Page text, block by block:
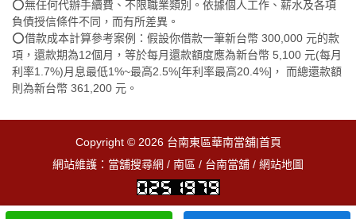
⭕無任何代辦手續費、不限職業類別。依據個人工作、薪水及各項
負債授信條件不同，而有所差異。
⭕借款成本計算參考案例：假設你借款一筆新台幣 300,000 元的款
項，還款期為12個月，等於每月還款額度應為新台幣 5,100 元(每月
利率1.7%)月息最低1%~最高2.5%[年利率最高20.4%]， 而總還款額
則為新台幣 361,200 元。
Copyright © 2026 台南東區華南當舖|首頁
網站維護： 當舖搜尋網 / 南區 / 台南當舖 / 網站地圖